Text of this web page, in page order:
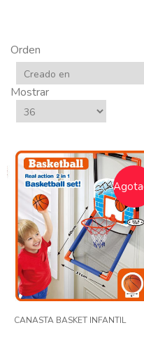
Orden
Mostrar
CANASTA BASKET INFANTIL